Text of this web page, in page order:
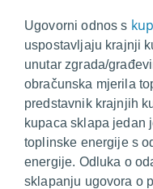
Ugovorni odnos s
uspostavljaju krajnji
unutar zgrada/
obračunska mjerila
predstavnik krajnjih
kupaca sklapa jedan
toplinske energije s
energije. Odluka o
sklapanju ugovora o